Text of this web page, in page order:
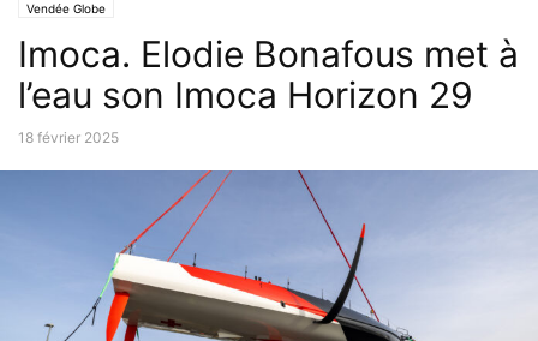
Vendée Globe
Imoca. Elodie Bonafous met à
l’eau son Imoca Horizon 29
18 février 2025